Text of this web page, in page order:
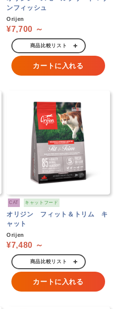
ンフィッシュ
Orijen
¥7,700 ～
商品比較リスト
カートに入れる
CAT キャットフード
オリジン フィット＆トリム キ
ャット
Orijen
¥7,480 ～
商品比較リスト
カートに入れる